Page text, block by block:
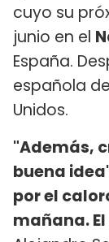
cuyo su
junio en el
España.
española
Unidos.
"Además,
buena
por el
mañana.